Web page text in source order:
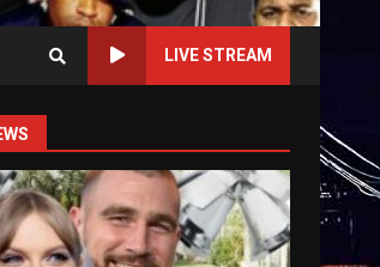
LIVE STREAM